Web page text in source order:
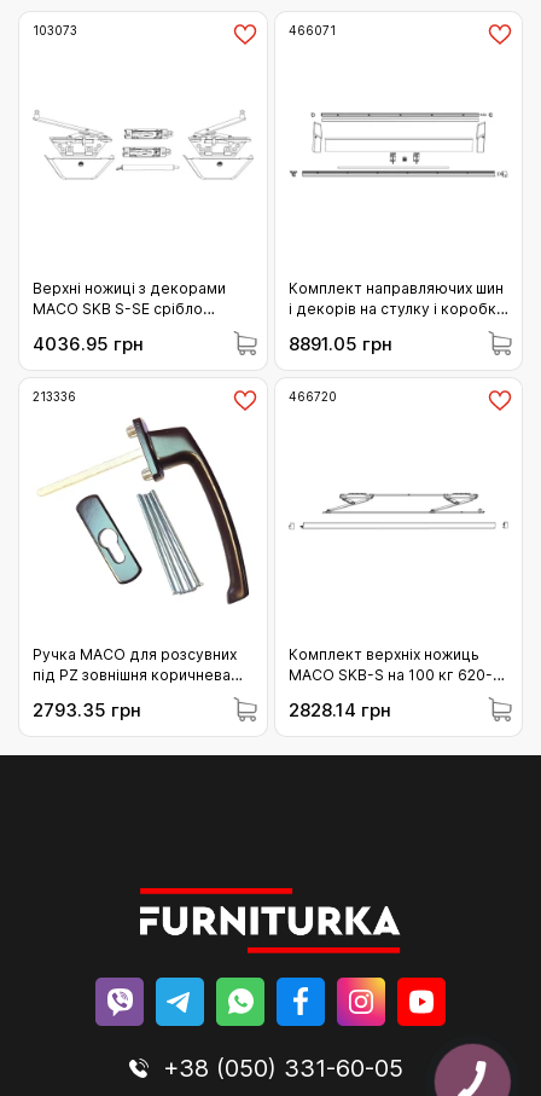
103073
Верхні ножиці з декорами
МАСО SKB S-SE срібло
4036.95 грн
466071
Комплект направляючих шин
і декорів на стулку і коробку
MACO SKBS/SE/Z/PAS L=2.230
FFB 901-1050 бронзовий
(466071)
8891.05 грн
213336
Ручка MACO для розсувних
під PZ зовнішня коричнева
2793.35 грн
466720
Комплект верхніх ножиць
МАСО SKB-S на 100 кг 620-
2828.14 грн
+38 (050) 331-60-05